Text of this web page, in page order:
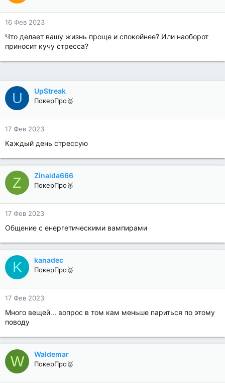
16 Фев 2023
Что делает вашу жизнь проще и спокойнее? Или наоборот
приносит кучу стресса?
U Up$treak
ПокерПро🥈
17 Фев 2023
Каждый день стрессую
Z Zinaida666
ПокерПро🥈
17 Фев 2023
Общение с енергетическими вампирами
K kanadec
ПокерПро🥈
17 Фев 2023
Много вещей... вопрос в том кам меньше париться по этому
поводу
W Waldemar
ПокерПро🥈